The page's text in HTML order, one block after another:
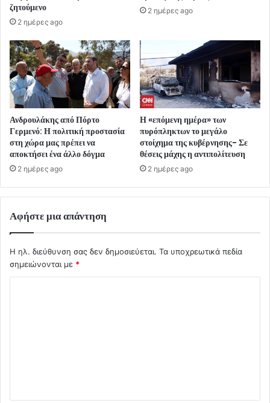
ζητούμενο
2 ημέρες ago
2 ημέρες ago
Ανδρουλάκης από Πόρτο
Γερμενό: Η πολιτική προστασία
στη χώρα μας πρέπει να
αποκτήσει ένα άλλο δόγμα
2 ημέρες ago
Η «επόμενη ημέρα» των
πυρόπληκτων το μεγάλο
στοίχημα της κυβέρνησης- Σε
θέσεις μάχης η αντιπολίτευση
2 ημέρες ago
Αφήστε μια απάντηση
Η ηλ. διεύθυνση σας δεν δημοσιεύεται. Τα υποχρεωτικά πεδία
σημειώνονται με *